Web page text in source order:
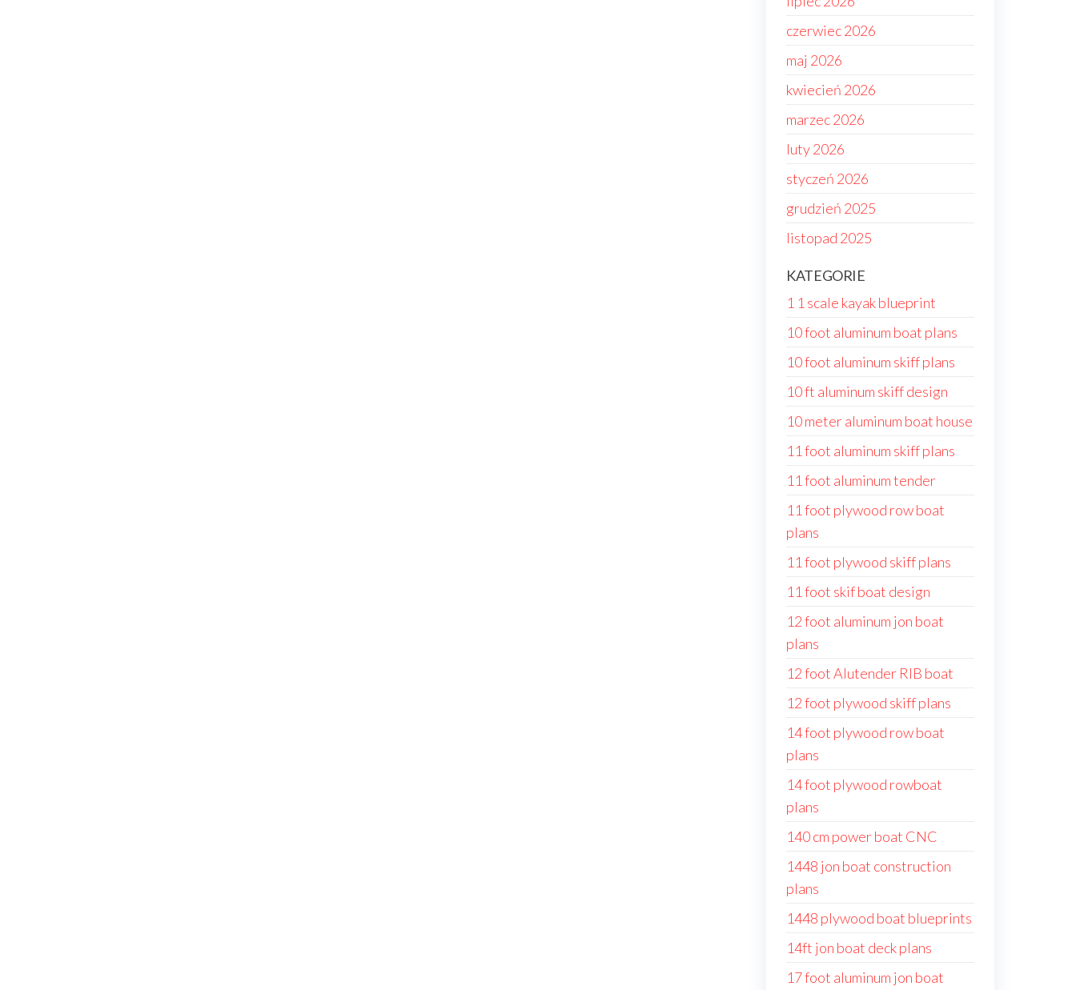
czerwiec 2026
maj 2026
kwiecień 2026
marzec 2026
luty 2026
styczeń 2026
grudzień 2025
listopad 2025
KATEGORIE
1 1 scale kayak blueprint
10 foot aluminum boat plans
10 foot aluminum skiff plans
10 ft aluminum skiff design
10 meter aluminum boat house
11 foot aluminum skiff plans
11 foot aluminum tender
11 foot plywood row boat
plans
11 foot plywood skiff plans
11 foot skif boat design
12 foot aluminum jon boat
plans
12 foot Alutender RIB boat
12 foot plywood skiff plans
14 foot plywood row boat
plans
14 foot plywood rowboat
plans
140 cm power boat CNC
1448 jon boat construction
plans
1448 plywood boat blueprints
14ft jon boat deck plans
17 foot aluminum jon boat